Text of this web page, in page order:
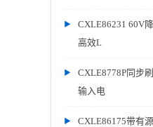
CXLE86231 60V
高效L
CXLE8778P同步
输入电
CXLE86175带有